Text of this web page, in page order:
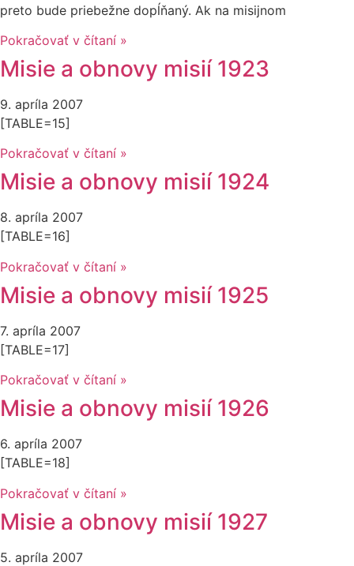
preto bude priebežne dopĺňaný. Ak na misijnom
Pokračovať v čítaní »
Misie a obnovy misií 1923
9. apríla 2007
[TABLE=15]
Pokračovať v čítaní »
Misie a obnovy misií 1924
8. apríla 2007
[TABLE=16]
Pokračovať v čítaní »
Misie a obnovy misií 1925
7. apríla 2007
[TABLE=17]
Pokračovať v čítaní »
Misie a obnovy misií 1926
6. apríla 2007
[TABLE=18]
Pokračovať v čítaní »
Misie a obnovy misií 1927
5. apríla 2007